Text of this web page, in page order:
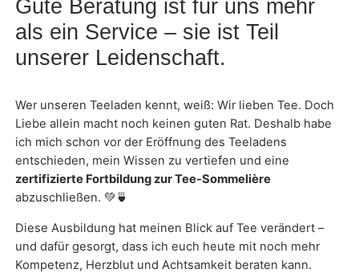
Gute Beratung ist für uns mehr
als ein Service – sie ist Teil
unserer Leidenschaft.
Wer unseren Teeladen kennt, weiß: Wir lieben Tee. Doch
Liebe allein macht noch keinen guten Rat. Deshalb habe
ich mich schon vor der Eröffnung des Teeladens
entschieden, mein Wissen zu vertiefen und eine
zertifizierte Fortbildung zur Tee-Sommelière
abzuschließen. 💚🍵
Diese Ausbildung hat meinen Blick auf Tee verändert –
und dafür gesorgt, dass ich euch heute mit noch mehr
Kompetenz, Herzblut und Achtsamkeit beraten kann.